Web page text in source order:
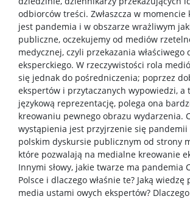
odbiorców treści. Zwłaszcza w momencie
jest pandemia i w obszarze wrażliwym
publiczne, oczekujemy od mediów
medycznej, czyli przekazania właściwego
eksperckiego. W rzeczywistości rola
się jednak do pośredniczenia; poprzez
ekspertów i przytaczanych wypowiedzi, a
językową reprezentację, polega ona
kreowaniu pewnego obrazu wydarzenia.
wystąpienia jest przyjrzenie się pandemii
polskim dyskursie publicznym od strony
które pozwalają na medialne kreowanie
Innymi słowy, jakie twarze ma pandemia
Polsce i dlaczego właśnie te? Jaką
media ustami owych ekspertów?